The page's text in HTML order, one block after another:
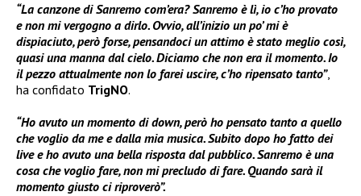
“La canzone di Sanremo com’era? Sanremo è lì, io c’ho provato
e non mi vergogno a dirlo. Ovvio, all’inizio un po’ mi è
dispiaciuto, però forse, pensandoci un attimo è stato meglio così,
quasi una manna dal cielo. Diciamo che non era il momento. Io
il pezzo attualmente non lo farei uscire, c’ho ripensato tanto”,
ha confidato TrigNO.
“Ho avuto un momento di down, però ho pensato tanto a quello
che voglio da me e dalla mia musica. Subito dopo ho fatto dei
live e ho avuto una bella risposta dal pubblico. Sanremo è una
cosa che voglio fare, non mi precludo di fare. Quando sarà il
momento giusto ci riproverò”.